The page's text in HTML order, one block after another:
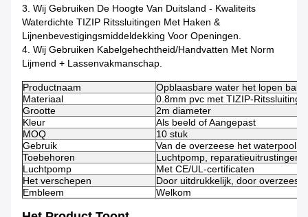
3. Wij Gebruiken De Hoogte Van Duitsland - Kwaliteits
Waterdichte TIZIP Ritssluitingen Met Haken &
Lijnenbevestigingsmiddeldekking Voor Openingen.
4. Wij Gebruiken Kabelgehechtheid/handvatten Met Norm
Lijmend + Lassenvakmanschap.
Productnaam
Opblaasbare water het lopen bal
Materiaal
0.8mm pvc met TIZIP-Ritssluiting
Grootte
2m diameter
Kleur
Als beeld of Aangepast
MOQ
10 stuk
Gebruik
Van de overzeese het waterpool
Toebehoren
Luchtpomp, reparatieuitrustingen
Luchtpomp
Met CE/UL-certificaten
Het verschepen
Door uitdrukkelijk, door overzees,
Embleem
Welkom